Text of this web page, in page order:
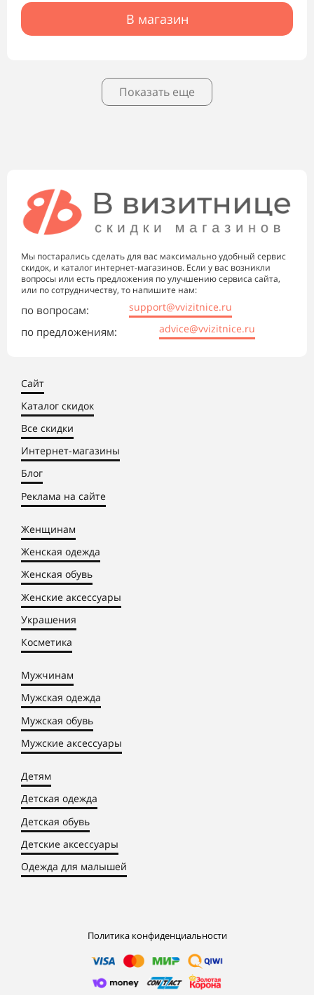
В магазин
Показать еще
Мы постарались сделать для вас максимально удобный сервис
скидок, и каталог интернет-магазинов. Если у вас возникли
вопросы или есть предложения по улучшению сервиса сайта,
или по сотрудничеству, то напишите нам:
по вопросам: support@vvizitnice.ru
по предложениям: advice@vvizitnice.ru
Сайт
Каталог скидок
Все скидки
Интернет-магазины
Блог
Реклама на сайте
Женщинам
Женская одежда
Женская обувь
Женские аксессуары
Украшения
Косметика
Мужчинам
Мужская одежда
Мужская обувь
Мужские аксессуары
Детям
Детская одежда
Детская обувь
Детские аксессуары
Одежда для малышей
Политика конфиденциальности